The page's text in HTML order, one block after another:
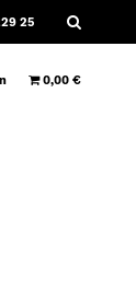
25
0,00 €